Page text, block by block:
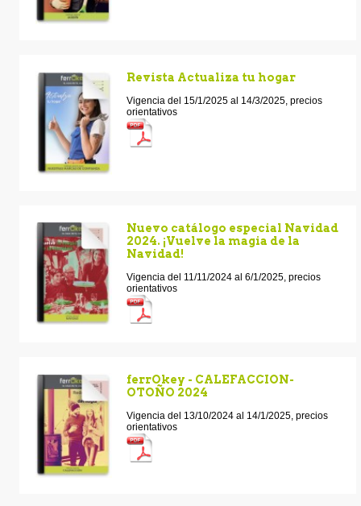
Revista Actualiza tu hogar
Vigencia del 15/1/2025 al 14/3/2025, precios
orientativos
Nuevo catálogo especial Navidad
2024. ¡Vuelve la magia de la
Navidad!
Vigencia del 11/11/2024 al 6/1/2025, precios
orientativos
ferrOkey - CALEFACCION-
OTOÑO 2024
Vigencia del 13/10/2024 al 14/1/2025, precios
orientativos